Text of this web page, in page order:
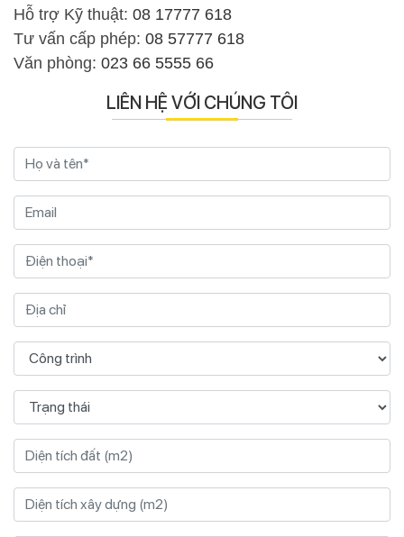
Hỗ trợ Kỹ thuật: 08 17777 618
Tư vấn cấp phép: 08 57777 618
Văn phòng: 023 66 5555 66
LIÊN HỆ VỚI CHÚNG TÔI